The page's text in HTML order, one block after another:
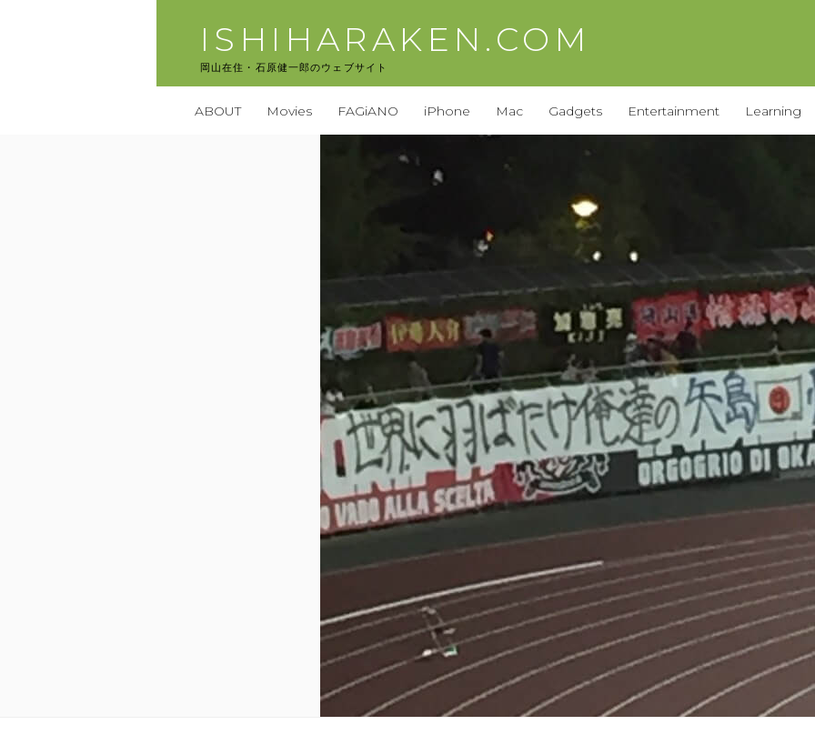
ISHIHARAKEN.COM
岡山在住・石原健一郎のウェブサイト
ABOUT Movies FAGiANO iPhone Mac Gadgets Entertainment Learning